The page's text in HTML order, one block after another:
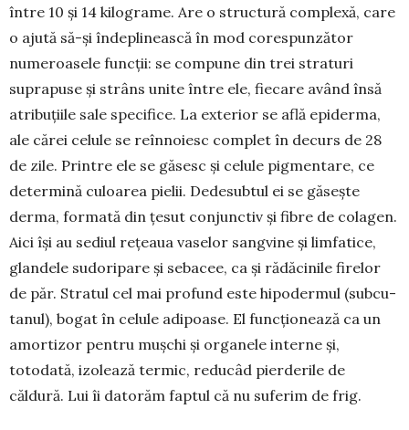
între 10 și 14 kilograme. Are o structură complexă, care
o ajută să-și îndeplinească în mod corespunzător
numeroasele funcții: se compune din trei straturi
suprapuse și strâns unite între ele, fiecare având însă
atribuțiile sale speci­fice. La exterior se află epiderma,
ale cărei celule se reîn­noiesc com­plet în de­curs de 28
de zile. Prin­tre ele se găsesc și celule pigmen­tare, ce
deter­mină culoa­rea pielii. Dedesubtul ei se găsește
derma, formată din țesut conjunctiv și fibre de cola­gen.
Aici își au sediul rețeaua vaselor sang­vine și lim­fatice,
glan­dele sudoripare și sebacee, ca și rădăcinile firelor
de păr. Stratul cel mai profund este hipodermul (subcu­
tanul), bogat în celule adipoase. El func­țio­nează ca un
amortizor pentru mușchi și organele in­terne și,
totodată, izolează termic, reducâd pier­derile de
căldură. Lui îi datorăm faptul că nu su­fe­rim de frig.